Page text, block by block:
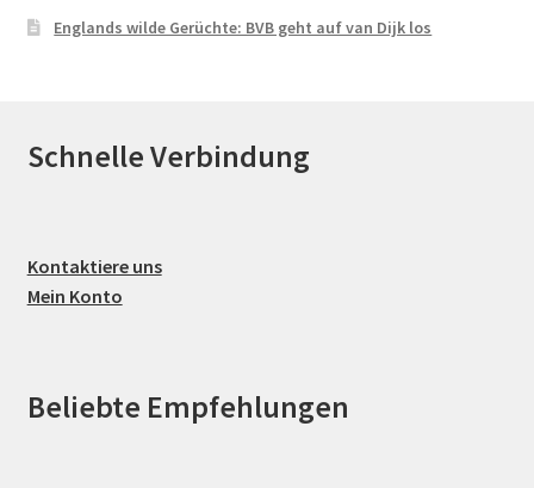
Englands wilde Gerüchte: BVB geht auf van Dijk los
Schnelle Verbindung
Kontaktiere uns
Mein Konto
Beliebte Empfehlungen